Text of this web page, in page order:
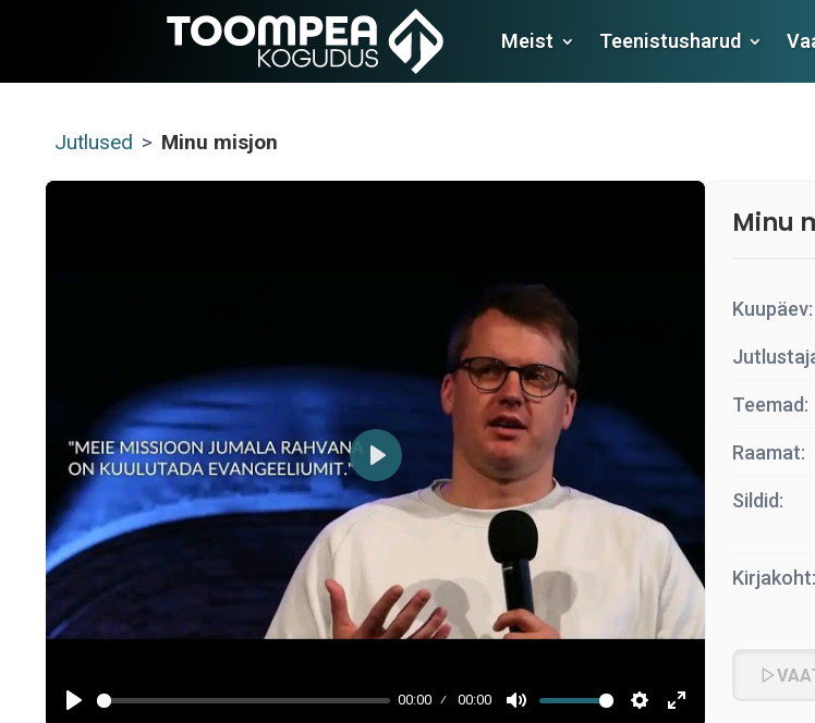
Meist Teenistusharud
Jutlused > Minu misjon
00:00 00:00
Play
Minu
Kuupäev:
Teemad:
Raamat:
Sildid:
Kirjakoht: